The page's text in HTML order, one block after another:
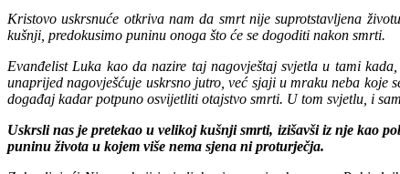
Kristovo uskrsnuće otkriva nam da smrt nije suprotstavljena
kušnji, predokusimo puninu onoga što će se dogoditi nakon smrti.
Evanđelist Luka kao da nazire taj nagovještaj svjetla u tami
unaprijed nagovješćuje uskrsno jutro, već sjaji u mraku neba
događaj kadar potpuno osvijetliti otajstvo smrti. U tom svjetlu, i
Uskrsli nas je pretekao u velikoj kušnji smrti, izišavši iz nje kao
puninu života u kojem više nema sjena ni proturječja.